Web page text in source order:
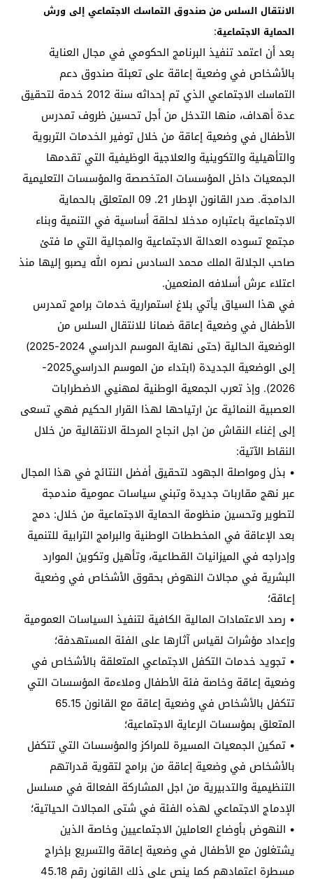
الانتقال السلس من صندوق التماسك الاجتماعي إلى ورش
الحماية الاجتماعية:
بعد أن اعتمد تنفيذ البرنامج الحكومي في مجال العناية
بالأشخاص في وضعية إعاقة على تعبئة صندوق دعم
التماسك الاجتماعي الذي تم إحداثه سنة 2012 خدمة لتحقيق
عدة أهداف، منها التدخل من أجل تحسين ظروف تمدرس
الأطفال في وضعية إعاقة من خلال توفير الخدمات التربوية
والتأهيلية والتكوينية والعلاجية الوظيفية التي تقدمها
الجمعيات داخل المؤسسات المتخصصة والمؤسسات التعليمية
الدامجة. صدر القانون الإطار 21. 09 المتعلق بالحماية
الاجتماعية باعتباره مدخلا لحلقة أساسية في التنمية وبناء
مجتمع تسوده العدالة الاجتماعية والمجالية التي ما فتئ
صاحب الجلالة الملك محمد السادس نصره الله يصبو إليها منذ
اعتلاء عرش أسلافه المنعمين.
في هذا السياق يأتي بلاغ استمرارية خدمات برامج تمدرس
الأطفال في وضعية إعاقة ضمانا للانتقال السلس من
الوضعية الحالية (حتى نهاية الموسم الدراسي 2024-2025)
إلى الوضعية الجديدة (ابتداء من الموسم الدراسي2025-
2026). وإذ تعرب الجمعية الوطنية لمهنيي الاضطرابات
العصبية النمائية عن ارتياحها لهذا القرار الحكيم فهي تسعى
إلى إغناء النقاش من اجل انجاح المرحلة الانتقالية من خلال
النقاط الآتية:
• بذل ومواصلة الجهود لتحقيق أفضل النتائج في هذا المجال
عبر نهج مقاربات جديدة وتبني سياسات عمومية مندمجة
لتطوير وتحسين منظومة الحماية الاجتماعية من خلال: دمج
بعد الإعاقة في المخططات الوطنية والبرامج الترابية للتنمية
وإدراجه في الميزانيات القطاعية، وتأهيل وتكوين الموارد
البشرية في مجالات النهوض بحقوق الأشخاص في وضعية
إعاقة؛
• رصد الاعتمادات المالية الكافية لتنفيذ السياسات العمومية
وإعداد مؤشرات لقياس آثارها على الفئة المستهدفة؛
• تجويد خدمات التكفل الاجتماعي المتعلقة بالأشخاص في
وضعية إعاقة وخاصة فئة الأطفال وملاءمة المؤسسات التي
تتكفل بالأشخاص في وضعية إعاقة مع القانون 65.15
المتعلق بمؤسسات الرعاية الاجتماعية؛
• تمكين الجمعيات المسيرة للمراكز والمؤسسات التي تتكفل
بالأشخاص في وضعية إعاقة من برامج لتقوية قدراتهم
التنظيمية والتدبيرية من اجل المشاركة الفعالة في مسلسل
الإدماج الاجتماعي لهذه الفئة في شتى المجالات الحياتية؛
• النهوض بأوضاع العاملين الاجتماعيين وخاصة الذين
يشتغلون مع الأطفال في وضعية إعاقة والتسريع بإخراج
مسطرة اعتمادهم كما ينص على ذلك القانون رقم 45.18